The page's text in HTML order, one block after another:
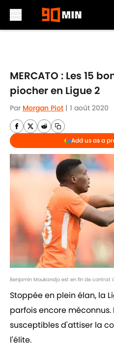
MERCATO : Les 15
piocher en Ligue 2
Par Morgan Piot | 1 août 2020
Add us as a
Benjamin Moukandjo est en fin de contrat
Stoppée en plein élan, la
parfois encore méconnus.
susceptibles d'attiser la
l'élite.